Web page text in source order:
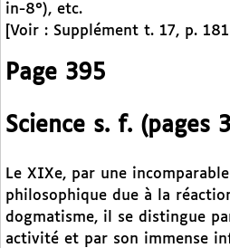
in-8°), etc.
[Voir : Supplément t. 17, p.
Page 395
Science s. f. (pages
Le XIXe, par une
philosophique due à la
dogmatisme, il se distingue
activité et par son immense